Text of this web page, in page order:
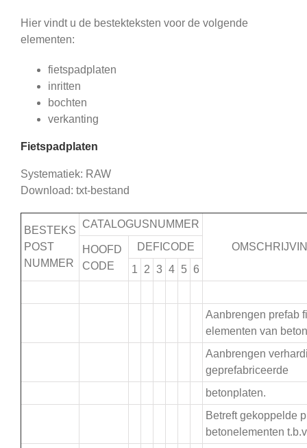
Hier vindt u de bestekteksten voor de volgende
elementen:
fietspadplaten
inritten
bochten
verkanting
Fietspadplaten
Systematiek: RAW
Download: txt-bestand
BESTEKS
POST
NUMMER
CATALOGUSNUMMER
HOOFD
CODE
DEFICODE
1
2 3 4 5 6
Aanbrengen prefab
elementen van
Aanbrengen
geprefabriceerde
betonplaten.
Betreft gekoppelde
betonelementen